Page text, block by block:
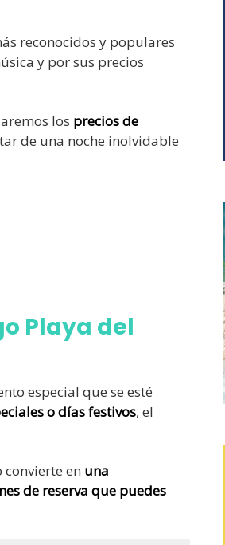
reconocidos y populares
y por sus precios
los precios de
de una noche inolvidable
Playa del
especial que se esté
o días festivos, el
en una
de reserva que puedes